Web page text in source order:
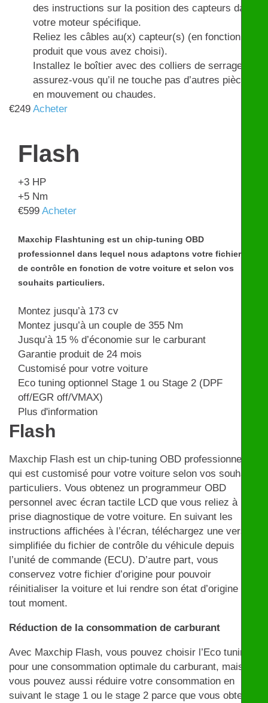
des instructions sur la position des capteurs dans
votre moteur spécifique.
Reliez les câbles au(x) capteur(s) (en fonction du
produit que vous avez choisi).
Installez le boîtier avec des colliers de serrage et
assurez-vous qu’il ne touche pas d’autres pièces
en mouvement ou chaudes.
€249 Acheter
Flash
+3 HP
+5 Nm
€599 Acheter
Maxchip Flashtuning est un chip-tuning OBD
professionnel dans lequel nous adaptons votre fichier
de contrôle en fonction de votre voiture et selon vos
souhaits particuliers.
Montez jusqu’à 173 cv
Montez jusqu’à un couple de 355 Nm
Jusqu’à 15 % d’économie sur le carburant
Garantie produit de 24 mois
Customisé pour votre voiture
Eco tuning optionnel Stage 1 ou Stage 2 (DPF
off/EGR off/VMAX)
Plus d'information
Flash
Maxchip Flash est un chip-tuning OBD professionnel
qui est customisé pour votre voiture selon vos souhaits
particuliers. Vous obtenez un programmeur OBD
personnel avec écran tactile LCD que vous reliez à la
prise diagnostique de votre voiture. En suivant les
instructions affichées à l’écran, téléchargez une version
simplifiée du fichier de contrôle du véhicule depuis
l’unité de commande (ECU). D’autre part, vous
conservez votre fichier d’origine pour pouvoir
réinitialiser la voiture et lui rendre son état d’origine à
tout moment.
Réduction de la consommation de carburant
Avec Maxchip Flash, vous pouvez choisir l’Eco tuning
pour une consommation optimale du carburant, mais
vous pouvez aussi réduire votre consommation en
suivant le stage 1 ou le stage 2 parce que vous obtenez